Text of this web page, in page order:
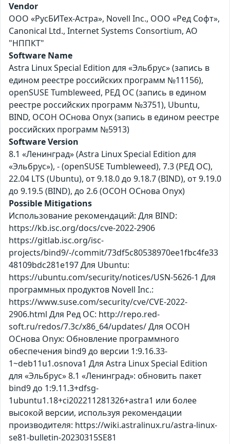
Vendor
ООО «РусБИТех-Астра», Novell Inc., ООО «Ред Софт»,
Canonical Ltd., Internet Systems Consortium, АО
"НППКТ"
Software Name
Astra Linux Special Edition для «Эльбрус» (запись в
едином реестре российских программ №11156),
openSUSE Tumbleweed, РЕД ОС (запись в едином
реестре российских программ №3751), Ubuntu,
BIND, ОСОН ОСнова Оnyx (запись в едином реестре
российских программ №5913)
Software Version
8.1 «Ленинград» (Astra Linux Special Edition для
«Эльбрус»), - (openSUSE Tumbleweed), 7.3 (РЕД ОС),
22.04 LTS (Ubuntu), от 9.18.0 до 9.18.7 (BIND), от 9.19.0
до 9.19.5 (BIND), до 2.6 (ОСОН ОСнова Оnyx)
Possible Mitigations
Использование рекомендаций: Для BIND:
https://kb.isc.org/docs/cve-2022-2906
https://gitlab.isc.org/isc-
projects/bind9/-/commit/73df5c80538970ee1fbc4fe33
48109bdc281e197 Для Ubuntu:
https://ubuntu.com/security/notices/USN-5626-1 Для
программных продуктов Novell Inc.:
https://www.suse.com/security/cve/CVE-2022-
2906.html Для Ред ОС: http://repo.red-
soft.ru/redos/7.3c/x86_64/updates/ Для ОСОН
ОСнова Оnyx: Обновление программного
обеспечения bind9 до версии 1:9.16.33-
1~deb11u1.osnova1 Для Astra Linux Special Edition
для «Эльбрус» 8.1 «Ленинград»: обновить пакет
bind9 до 1:9.11.3+dfsg-
1ubuntu1.18+ci202211281326+astra1 или более
высокой версии, используя рекомендации
производителя: https://wiki.astralinux.ru/astra-linux-
se81-bulletin-20230315SE81